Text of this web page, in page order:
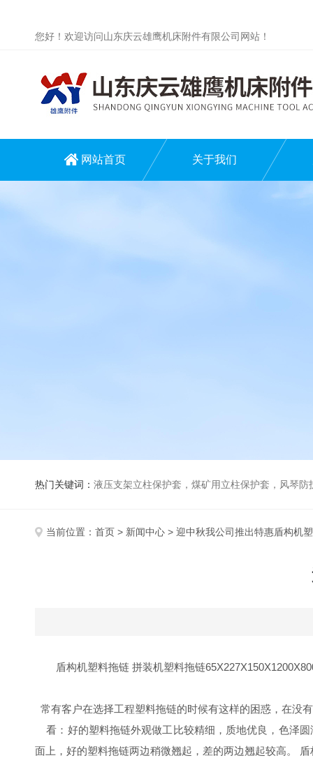
您好！欢迎访问山东庆云雄鹰机床附件有限公司网站！
网站首页 关于我们
热门关键词： 液压支架立柱保护套，煤矿用立柱保护套，风琴
当前位置： 首页 > 新闻中心 > 迎中秋我公司推出特惠盾构机
盾构机塑料拖链 拼装机塑料拖链
常有客户在选择工程塑料拖链的时候有这样的困惑，在没
看：好的塑料拖链外观做工比较精细，质地优良，色泽
面上，好的塑料拖链两边稍微翘起，差的两边翘起较高。